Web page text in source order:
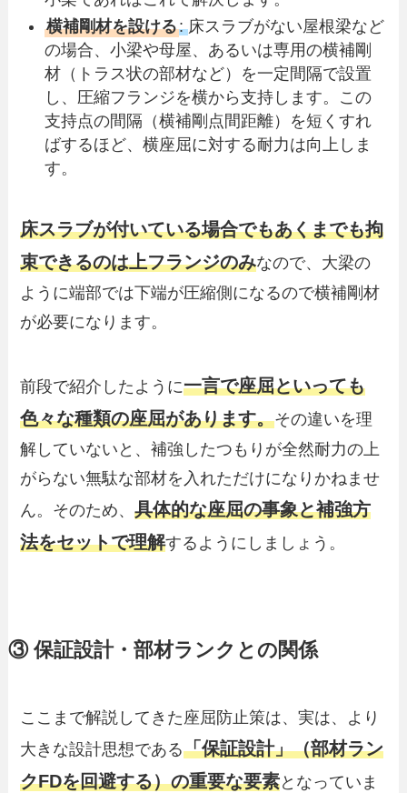
横補剛材を設ける:床スラブがない屋根梁など
の場合、小梁や母屋、あるいは専用の横補剛
材（トラス状の部材など）を一定間隔で設置
し、圧縮フランジを横から支持します。この
支持点の間隔（横補剛点間距離）を短くすれ
ばするほど、横座屈に対する耐力は向上しま
す。
床スラブが付いている場合でもあくまでも拘
束できるのは上フランジのみなので、大梁の
ように端部では下端が圧縮側になるので横補剛材
が必要になります。
前段で紹介したように一言で座屈といっても
色々な種類の座屈があります。その違いを理
解していないと、補強したつもりが全然耐力の上
がらない無駄な部材を入れただけになりかねませ
ん。そのため、具体的な座屈の事象と補強方
法をセットで理解するようにしましょう。
③ 保証設計・部材ランクとの関係
ここまで解説してきた座屈防止策は、実は、より
大きな設計思想である「保証設計」（部材ラン
クFDを回避する）の重要な要素となっていま